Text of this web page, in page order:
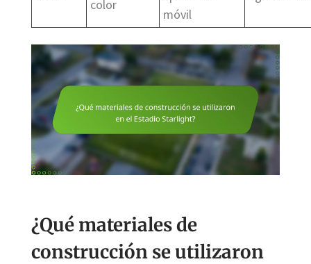
color
móvil
¿Qué materiales de
construcción se utilizaron